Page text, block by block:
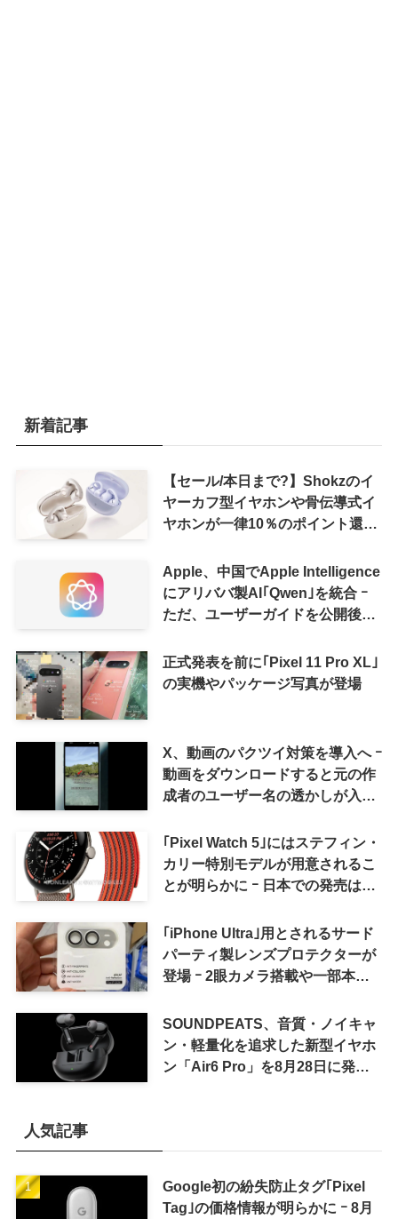
新着記事
【セール/本日まで?】Shokzのイ
ヤーカフ型イヤホンや骨伝導式イ
ヤホンが一律10％のポイント還元
Apple、中国でApple Intelligence
にアリババ製AI｢Qwen｣を統合 ｰ
ただ、ユーザーガイドを公開後に
正式発表を前に｢Pixel 11 Pro XL｣
の実機やパッケージ写真が登場
X、動画のパクツイ対策を導入へ ｰ
動画をダウンロードすると元の作
成者のユーザー名の透かしが入る
｢Pixel Watch 5｣にはステフィン・
カリー特別モデルが用意されるこ
とが明らかに ｰ 日本での発売は期
｢iPhone Ultra｣用とされるサード
パーティ製レンズプロテクターが
登場 ｰ 2眼カメラ搭載や一部本体
SOUNDPEATS、音質・ノイキャ
ン・軽量化を追求した新型イヤホ
ン「Air6 Pro」を8月28日に発売
人気記事
Google初の紛失防止タグ｢Pixel
Tag｣の価格情報が明らかに ｰ 8月